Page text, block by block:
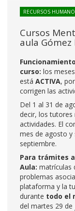
RECURSOS
Cursos
aula
curso: los
está ACTIVA,
corrigen las
Del 1 al 31 de
decir, los tutores
actividades. El
mes de agosto y
septiembre.
Para trámites
Aula: matrículas
problemas
plataforma y la
durante todo el
del martes 29 de